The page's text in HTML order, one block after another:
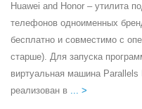
Huawei and Honor – утилита
телефонов одноименных
бесплатно и совместимо с
старше). Для запуска
виртуальная машина
реализован в ... >